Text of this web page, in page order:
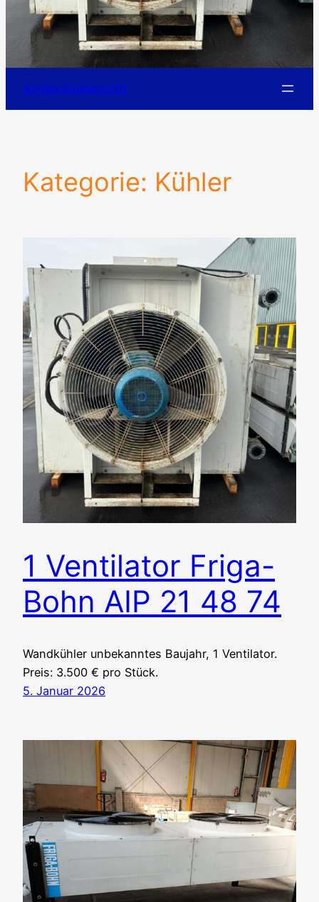
Angebotsübersicht
Kategorie: Kühler
1 Ventilator Friga-
Bohn AIP 21 48 74
Wandkühler unbekanntes Baujahr, 1 Ventilator.
Preis: 3.500 € pro Stück.
5. Januar 2026